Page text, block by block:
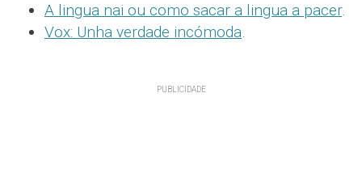
A lingua nai ou como sacar a lingua a pacer.
Vox: Unha verdade incómoda.